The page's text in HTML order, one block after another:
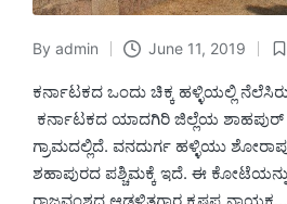
Posted
by
By admin June 11, 2019
in
ಕರ್ನಾಟಕದ ಒಂದು ಚಿಕ್ಕ ಹಳ್ಳಿಯಲ್ಲಿ
ಕರ್ನಾಟಕದ ಯಾದಗಿರಿ ಜಿಲ್ಲೆಯ ಶಾಹಪುರ್
ಗ್ರಾಮದಲ್ಲಿದೆ. ವನದುರ್ಗ ಹಳ್ಳಿಯು
ಶಹಾಪುರದ ಪಶ್ಚಿಮಕ್ಕೆ ಇದೆ. ಈ